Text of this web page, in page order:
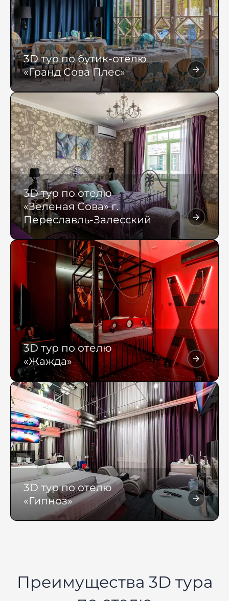
3D тур по бутик-отелю
«Гранд Сова Плес»
3D тур по отелю
«Зеленая Сова» г.
Переславль-Залесский
3D тур по отелю
«Жажда»
3D тур по отелю
«Гипноз»
Преимущества 3D тура